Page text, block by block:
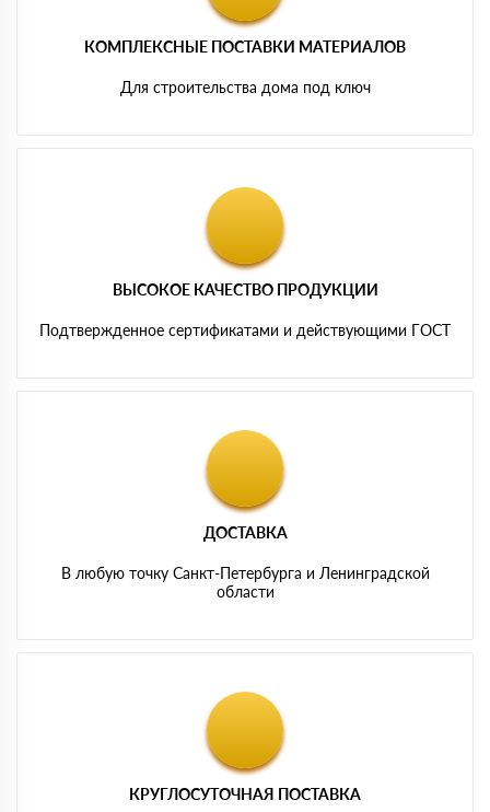
КОМПЛЕКСНЫЕ ПОСТАВКИ МАТЕРИАЛОВ
Для строительства дома под ключ
ВЫСОКОЕ КАЧЕСТВО ПРОДУКЦИИ
Подтвержденное сертификатами и действующими ГОСТ
ДОСТАВКА
В любую точку Санкт-Петербурга и Ленинградской
области
КРУГЛОСУТОЧНАЯ ПОСТАВКА